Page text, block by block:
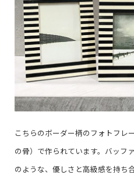
こちらのボーダー柄のフォトフレ
の骨）で作られています。バッフ
のような、優しさと高級感を持ち